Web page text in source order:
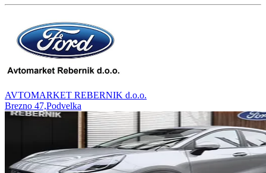
AVTOMARKET REBERNIK d.o.o.
Brezno 47,Podvelka